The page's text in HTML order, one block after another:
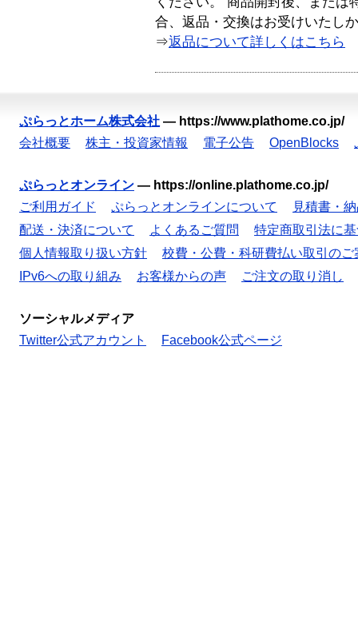
合、返品・交換はお受けいたし
⇒返品について詳しくはこちら
ぷらっとホーム株式会社 — https://www.plathome.co.jp/
会社概要
株主・投資家情報 電子公告 OpenBlocks
ぷらっとオンライン — https://online.plathome.co.jp/
ご利用ガイド
ぷらっとオンラインについて
見積書・
配送・決済について
よくあるご質問
特定商取引法に
個人情報取り扱い方針
校費・公費・科研費払い取引のご
IPv6への取り組み
お客様からの声 ご注文の取り消し
ソーシャルメディア
Twitter公式アカウント
Facebook公式ページ